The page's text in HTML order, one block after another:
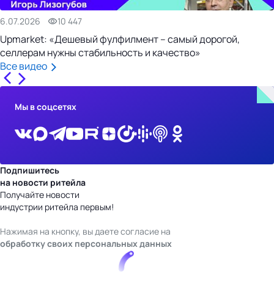
6.07.2026 10 447
Upmarket: «Дешевый фулфилмент – самый дорогой,
селлерам нужны стабильность и качество»
Все видео
Мы в соцсетях
Подпишитесь
на новости ритейла
Получайте новости
индустрии ритейла первым!
Нажимая на кнопку, вы даете согласие на
обработку своих персональных данных